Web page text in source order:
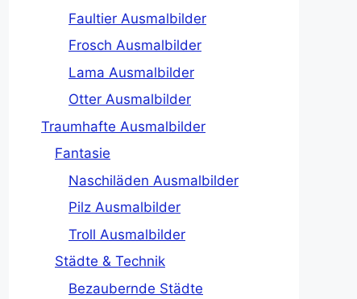
Faultier Ausmalbilder
Frosch Ausmalbilder
Lama Ausmalbilder
Otter Ausmalbilder
Traumhafte Ausmalbilder
Fantasie
Naschiläden Ausmalbilder
Pilz Ausmalbilder
Troll Ausmalbilder
Städte & Technik
Bezaubernde Städte